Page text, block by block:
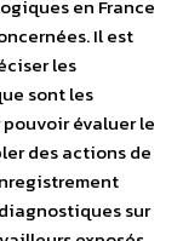
en France
Il est
les
sont les
évaluer le
des actions de
sur